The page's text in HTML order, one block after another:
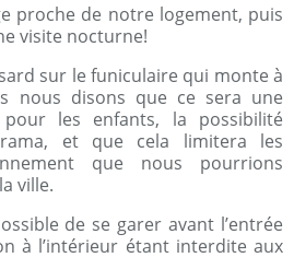
proche de notre logement, puis
visite nocturne!
sur le funiculaire qui monte à
nous disons que ce sera une
pour les enfants, la possibilité
et que cela limitera les
que nous pourrions
ville.
de se garer avant l’entrée
à l’intérieur étant interdite aux